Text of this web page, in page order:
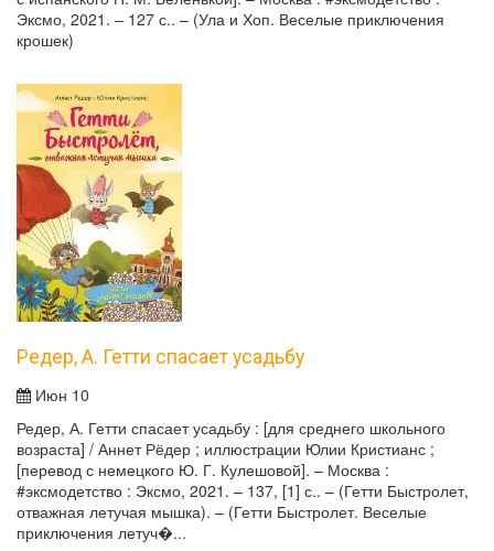
Эксмо, 2021. – 127 с.. – (Ула и Хоп. Веселые приключения
крошек)
Редер, А. Гетти спасает усадьбу
Июн 10
Редер, А. Гетти спасает усадьбу : [для среднего школьного
возраста] / Аннет Рёдер ; иллюстрации Юлии Кристианс ;
[перевод с немецкого Ю. Г. Кулешовой]. – Москва :
#эксмодетство : Эксмо, 2021. – 137, [1] с.. – (Гетти Быстролет,
отважная летучая мышка). – (Гетти Быстролет. Веселые
приключения летуч�...